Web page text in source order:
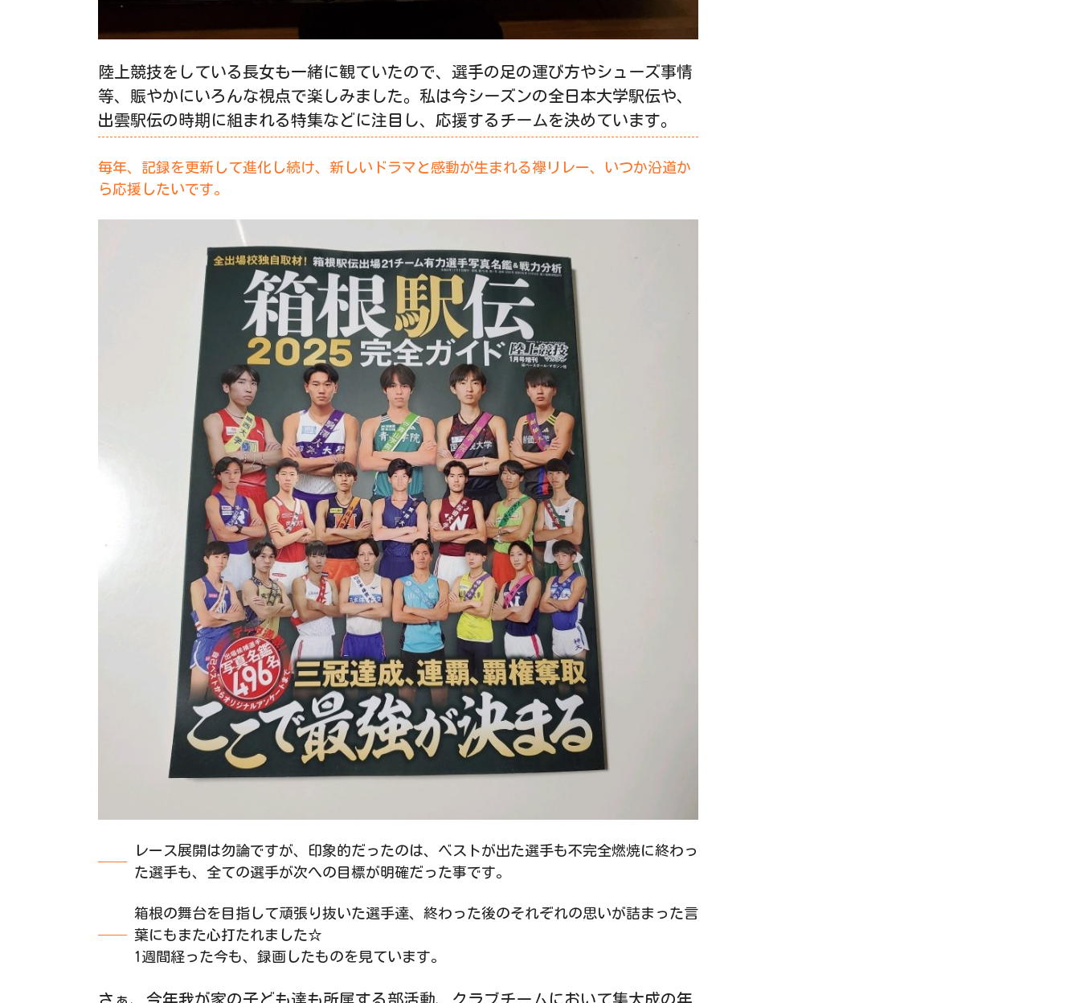
陸上競技をしている長女も一緒に観ていたので、選手の足の運び方やシューズ事情
等、賑やかにいろんな視点で楽しみました。私は今シーズンの全日本大学駅伝や、
出雲駅伝の時期に組まれる特集などに注目し、応援するチームを決めています。
毎年、記録を更新して進化し続け、新しいドラマと感動が生まれる襷リレー、いつか沿道か
ら応援したいです。
レース展開は勿論ですが、印象的だったのは、ベストが出た選手も不完全燃焼に終わっ
た選手も、全ての選手が次への目標が明確だった事です。
箱根の舞台を目指して頑張り抜いた選手達、終わった後のそれぞれの思いが詰まった言
葉にもまた心打たれました☆
1週間経った今も、録画したものを見ています。
さぁ、今年我が家の子ども達も所属する部活動、クラブチームにおいて集大成の年